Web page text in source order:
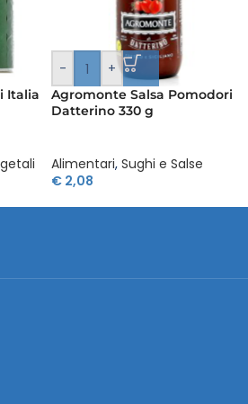
Italia
- +
Agromonte Salsa Pomodori
Datterino 330 g
Alimentari, Sughi e Salse
€ 2,08